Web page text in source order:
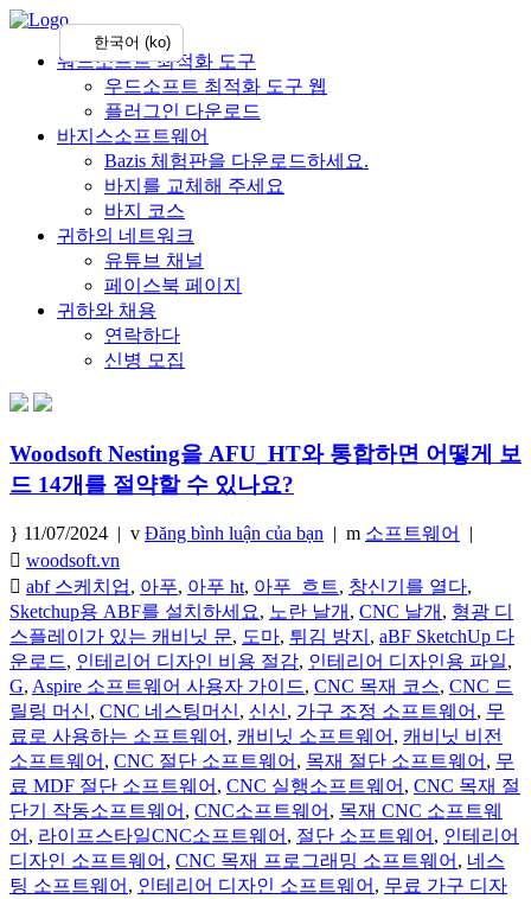
워드소프트 최적화 도구
우드소프트 최적화 도구 웹
플러그인 다운로드
바지스소프트웨어
Bazis 체험판을 다운로드하세요.
바지를 교체해 주세요
바지 코스
귀하의 네트워크
유튜브 채널
페이스북 페이지
귀하와 채용
연락하다
신병 모집
Woodsoft Nesting을 AFU_HT와 통합하면 어떻게 보
드 14개를 절약할 수 있나요?
11/07/2024 | Đăng bình luận của bạn | 소프트웨어
|
woodsoft.vn
abf 스케치업, 아푸, 아푸 ht, 아푸_흐트, 창신기를 열다,
Sketchup용 ABF를 설치하세요, 노란 날개 , CNC 날개 , 형광 디
스플레이가 있는 캐비닛 문, 도마, 튀김 방지 , aBF SketchUp 다
운로드, 인테리어 디자인 비용 절감, 인테리어 디자인용 파일,
G, Aspire 소프트웨어 사용자 가이드, CNC 목재 코스, CNC 드
릴링 머신, CNC 네스팅머신, 신신, 가구 조정 소프트웨어 , 무
료로 사용하는 소프트웨어 , 캐비닛 소프트웨어 , 캐비닛 비전
소프트웨어 , CNC 절단 소프트웨어 , 목재 절단 소프트웨어 , 무
료 MDF 절단 소프트웨어 , CNC 실행소프트웨어 , CNC 목재 절
단기 작동소프트웨어 , CNC소프트웨어 , 목재 CNC 소프트웨
어 , 라이프스타일CNC소프트웨어 , 절단 소프트웨어 , 인테리어
디자인 소프트웨어 , CNC 목재 프로그래밍 소프트웨어 , 네스
팅 소프트웨어 , 인테리어 디자인 소프트웨어 , 무료 가구 디자
한국어 (ko)